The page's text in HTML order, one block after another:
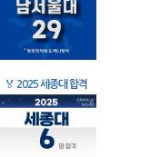
🏅 2025 세종대 합격